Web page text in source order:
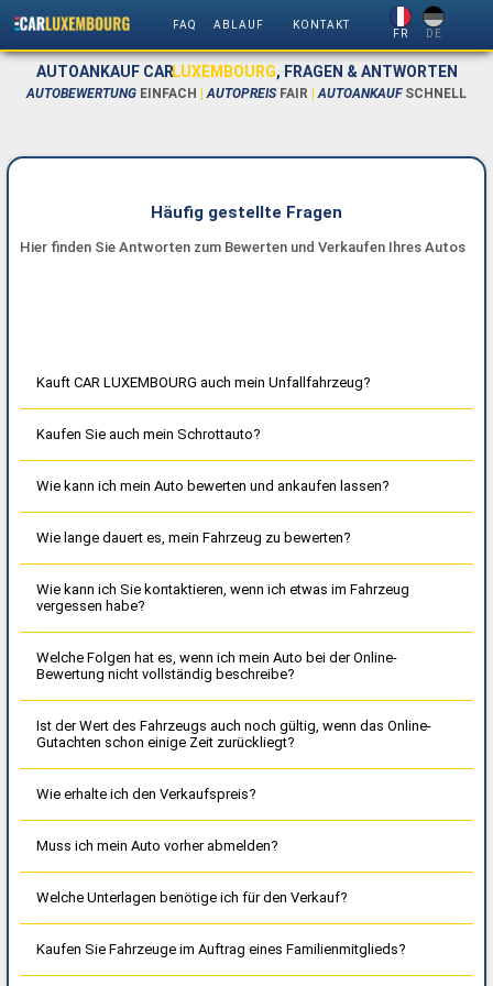
FAQ ABLAUF KONTAKT
FR DE
AUTOANKAUF CARLUXEMBOURG, FRAGEN & ANTWORTEN
AUTOBEWERTUNG EINFACH AUTOPREIS FAIR AUTOANKAUFSCHNELL
Häufig gestellte Fragen
Hier finden Sie Antworten zum Bewerten und Verkaufen Ihres Autos
Kauft CAR LUXEMBOURG auch mein Unfallfahrzeug?
Kaufen Sie auch mein Schrottauto?
Wie kann ich mein Auto bewerten und ankaufen lassen?
Wie lange dauert es, mein Fahrzeug zu bewerten?
Wie kann ich Sie kontaktieren, wenn ich etwas im Fahrzeug
vergessen habe?
Welche Folgen hat es, wenn ich mein Auto bei der Online-
Bewertung nicht vollständig beschreibe?
Ist der Wert des Fahrzeugs auch noch gültig, wenn das Online-
Gutachten schon einige Zeit zurückliegt?
Wie erhalte ich den Verkaufspreis?
Muss ich mein Auto vorher abmelden?
Welche Unterlagen benötige ich für den Verkauf?
Kaufen Sie Fahrzeuge im Auftrag eines Familienmitglieds?